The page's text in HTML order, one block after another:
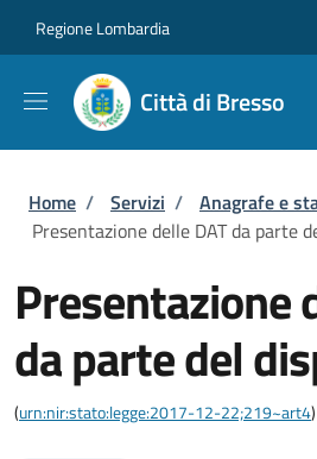
Regione Lombardia
Città di Bresso
Briciole di pane
Home / Servizi / Anagrafe e
Presentazione delle DAT da parte
Presentazione
da parte del
(urn:nir:stato:legge:2017-12-22;219~art4)